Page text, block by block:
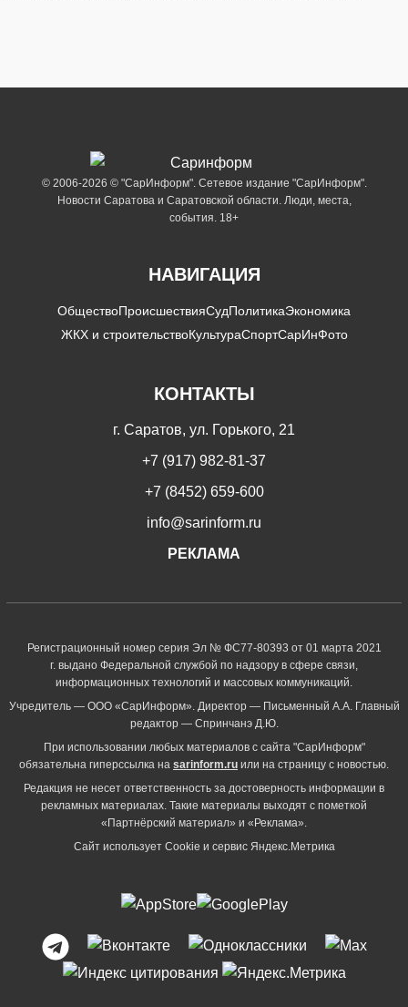
© 2006-2026 © "СарИнформ". Сетевое издание "СарИнформ".
Новости Саратова и Саратовской области. Люди, места,
события. 18+
НАВИГАЦИЯ
ОбществоПроисшествияСудПолитикаЭкономика
ЖКХ и строительствоКультураСпортСарИнФото
КОНТАКТЫ
г. Саратов, ул. Горького, 21
+7 (917) 982-81-37
+7 (8452) 659-600
info@sarinform.ru
РЕКЛАМА
Регистрационный номер серия Эл № ФС77-80393 от 01 марта 2021
г. выдано Федеральной службой по надзору в сфере связи,
информационных технологий и массовых коммуникаций.
Учредитель — ООО «СарИнформ». Директор — Письменный А.А. Главный
редактор — Спринчанэ Д.Ю.
При использовании любых материалов с сайта "СарИнформ"
обязательна гиперссылка на sarinform.ru или на страницу с новостью.
Редакция не несет ответственность за достоверность информации в
рекламных материалах. Такие материалы выходят с пометкой
«Партнёрский материал» и «Реклама».
Сайт использует Cookie и сервиc Яндекс.Метрика